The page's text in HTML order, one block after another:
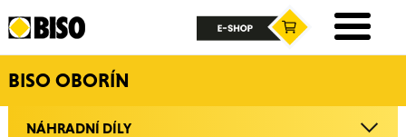
BISO OBORÍN
NÁHRADNÍ DÍLY